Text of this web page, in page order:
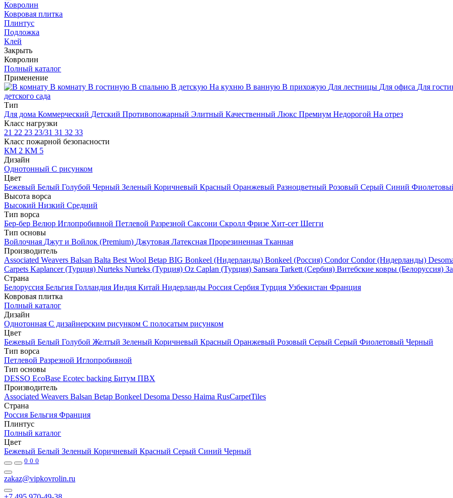
Ковролин
Ковровая плитка
Плинтус
Подложка
Клей
Закрыть
Ковролин
Полный каталог
Применение
В комнату В гостиную В спальню В детскую На кухню В ванную В прихожую Для лестницы Для офиса Для
детского сада
Тип
Для дома Коммерческий Детский Противопожарный Элитный Качественный Люкс Премиум Недорогой На отрез
Класс нагрузки
21 22 23 23/31 31 32 33
Класс пожарной безопасности
КМ 2 КМ 5
Дизайн
Однотонный С рисунком
Цвет
Бежевый Белый Голубой Черный Зеленый Коричневый Красный Оранжевый Разноцветный Розовый Серый Синий
Высота ворса
Высокий Низкий Средний
Тип ворса
Бер-бер Велюр Иглопробивной Петлевой Разрезной Саксони Скролл Фризе Хит-сет Шегги
Тип основы
Войлочная Джут и Войлок (Premium) Джутовая Латексная Прорезиненная Тканная
Производитель
Associated Weavers Balsan Balta Best Wool Betap BIG Bonkeel (Нидерланды) Bonkeel (Россия) Condor Condor (Нидерланды)
Carpets Kaplancer (Турция) Nurteks Nurteks (Турция) Oz Caplan (Турция) Sansara Tarkett (Сербия) Витебские ковры (Белоруссия)
Страна
Белоруссия Бельгия Голландия Индия Китай Нидерланды Россия Сербия Турция Узбекистан Франция
Ковровая плитка
Полный каталог
Дизайн
Однотонная С дизайнерским рисунком С полосатым рисунком
Цвет
Бежевый Белый Голубой Желтый Зеленый Коричневый Красный Оранжевый Розовый Серый Серый Фиолетовый Черный
Тип ворса
Петлевой Разрезной Иглопробивной
Тип основы
DESSO EcoBase Ecotec backing Битум ПВХ
Производитель
Associated Weavers Balsan Betap Bonkeel Desoma Desso Haima RusCarpetTiles
Страна
Россия Бельгия Франция
Плинтус
Полный каталог
Цвет
Бежевый Белый Зеленый Коричневый Красный Серый Синий Черный
0 0 0
zakaz@vipkovrolin.ru